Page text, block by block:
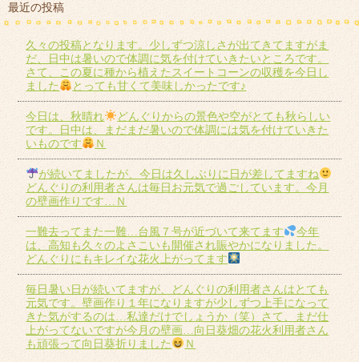
最近の投稿
久々の投稿となります。少しずつ涼しさが出てきてますがま
だ、日中は暑いので体調に気を付けていきたいところです。
さて、この夏に種から植えたスイートコーンの収穫を今日し
ました
とっても甘くて美味しかったです♪
今日は、秋晴れ
どんぐりからの景色や空がとても秋らしい
です。日中は、まだまだ暑いので体調には気を付けていきた
いものです
Ｎ
が続いてましたが、今日は久しぶりに日が差してますね
どんぐりの利用者さんは毎日お元気で過ごしています。今月
の壁画作りです…Ｎ
一難去ってまた一難…台風７号が近づいて来てます
今年
は、高知も久々のよさこいも開催され賑やかになりました。
どんぐりにもキレイな花火上がってます
毎日暑い日が続いてますが、どんぐりの利用者さんはとても
元気です。壁画作り１年になりますが少しずつ上手になって
きた気がするのは…私達だけでしょうか（笑）さて、まだ仕
上がってないですが今月の壁画…向日葵畑の花火利用者さん
も頑張って向日葵折りました
Ｎ